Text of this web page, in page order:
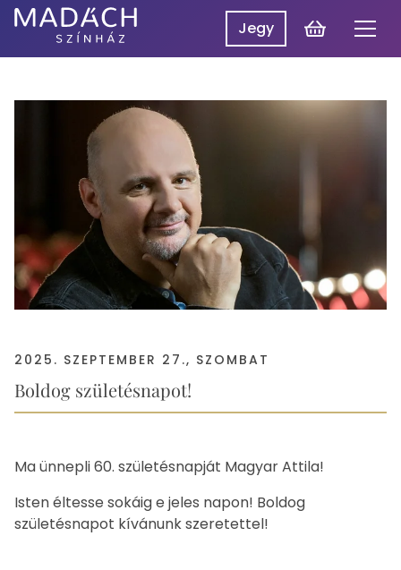
Madách
Műsor
Hírek
Előadások
Rólunk
Jegy
Kosár
Belépés
EN
2025. SZEPTEMBER 27., SZOMBAT
Boldog születésnapot!
Ma ünnepli 60. születésnapját Magyar Attila!
Isten éltesse sokáig e jeles napon! Boldog
születésnapot kívánunk szeretettel!